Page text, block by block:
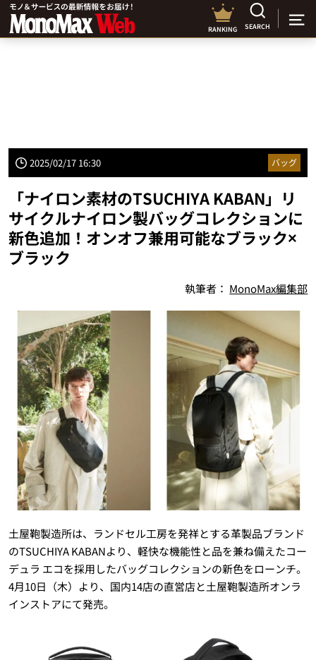
RANKING SEARCH
2025/02/17 16:30 バッグ
「ナイロン素材のTSUCHIYA KABAN」リ
サイクルナイロン製バッグコレクションに
新色追加！オンオフ兼用可能なブラック×
ブラック
執筆者： MonoMax編集部
土屋鞄製造所は、ランドセル工房を発祥とする革製品ブランド
のTSUCHIYA KABANより、軽快な機能性と品を兼ね備えたコー
デュラ エコを採用したバッグコレクションの新色をローンチ。
4月10日（木）より、国内14店の直営店と土屋鞄製造所オンラ
インストアにて発売。